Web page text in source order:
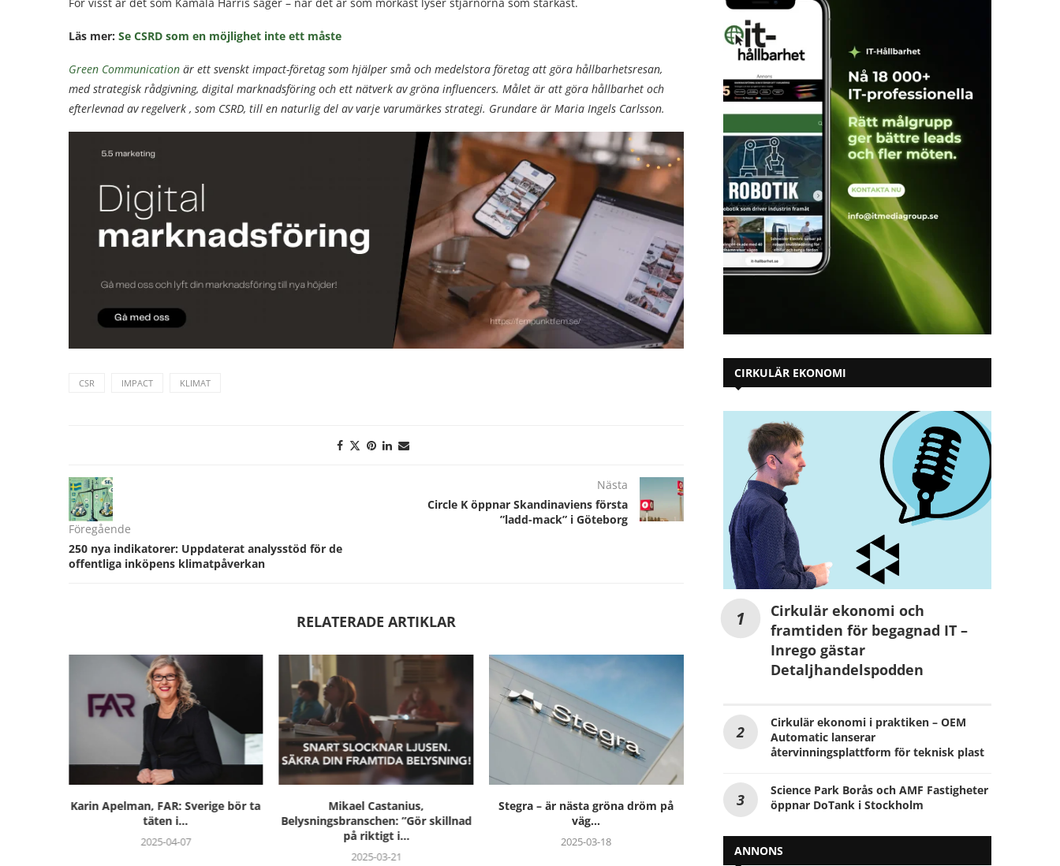
Läs mer: Se CSRD som en möjlighet inte ett måste
Green Communication är ett svenskt impact-företag som hjälper små och medelstora företag att göra hållbarhetsresan,
med strategisk rådgivning, digital marknadsföring och ett nätverk av gröna influencers. Målet är att göra hållbarhet och
efterlevnad av regelverk , som CSRD, till en naturlig del av varje varumärkes strategi. Grundare är Maria Ingels Carlsson.
CSR IMPACT KLIMAT
Föregående
250 nya indikatorer: Uppdaterat analysstöd för de
offentliga inköpens klimatpåverkan
Nästa
Circle K öppnar Skandinaviens första
”ladd-mack” i Göteborg
RELATERADE ARTIKLAR
Karin Apelman, FAR: Sverige bör ta
täten i...
2025-04-07
Mikael Castanius,
Belysningsbranschen: ”Gör skillnad
på riktigt i...
2025-03-21
Stegra – är nästa gröna dröm på
väg...
2025-03-18
Karin Apelman, FAR: ”Skarpt läge
Byggmaterialhandlarna vill
CIRKULÄR EKONOMI
Cirkulär ekonomi och
framtiden för begagnad IT –
Inrego gästar
Detaljhandelspodden
Cirkulär ekonomi i praktiken – OEM
Automatic lanserar
återvinningsplattform för teknisk plast
Science Park Borås och AMF Fastigheter
öppnar DoTank i Stockholm
ANNONS